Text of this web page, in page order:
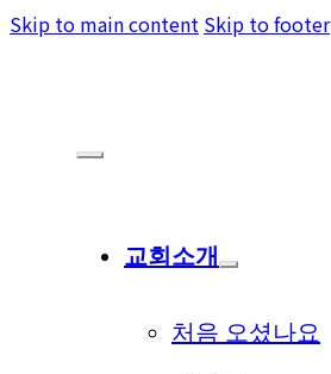
Skip to main content Skip to footer
교회소개
처음 오셨나요